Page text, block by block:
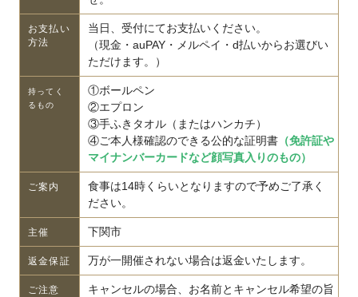
お支払い
方法
当日、受付にてお支払いください。
（現金・auPAY・メルペイ・d払いからお選びい
ただけます。）
持ってく
るもの
①ボールペン
②エプロン
③手ふきタオル（またはハンカチ）
④ご本人様確認のできる公的な証明書（免許証や
マイナンバーカードなど顔写真入りのもの）
ご案内
食事は14時くらいとなりますので予めご了承く
ださい。
主催 下関市
返金保証 万が一開催されない場合は返金いたします。
ご注意
キャンセルの場合、お名前とキャンセル希望の旨